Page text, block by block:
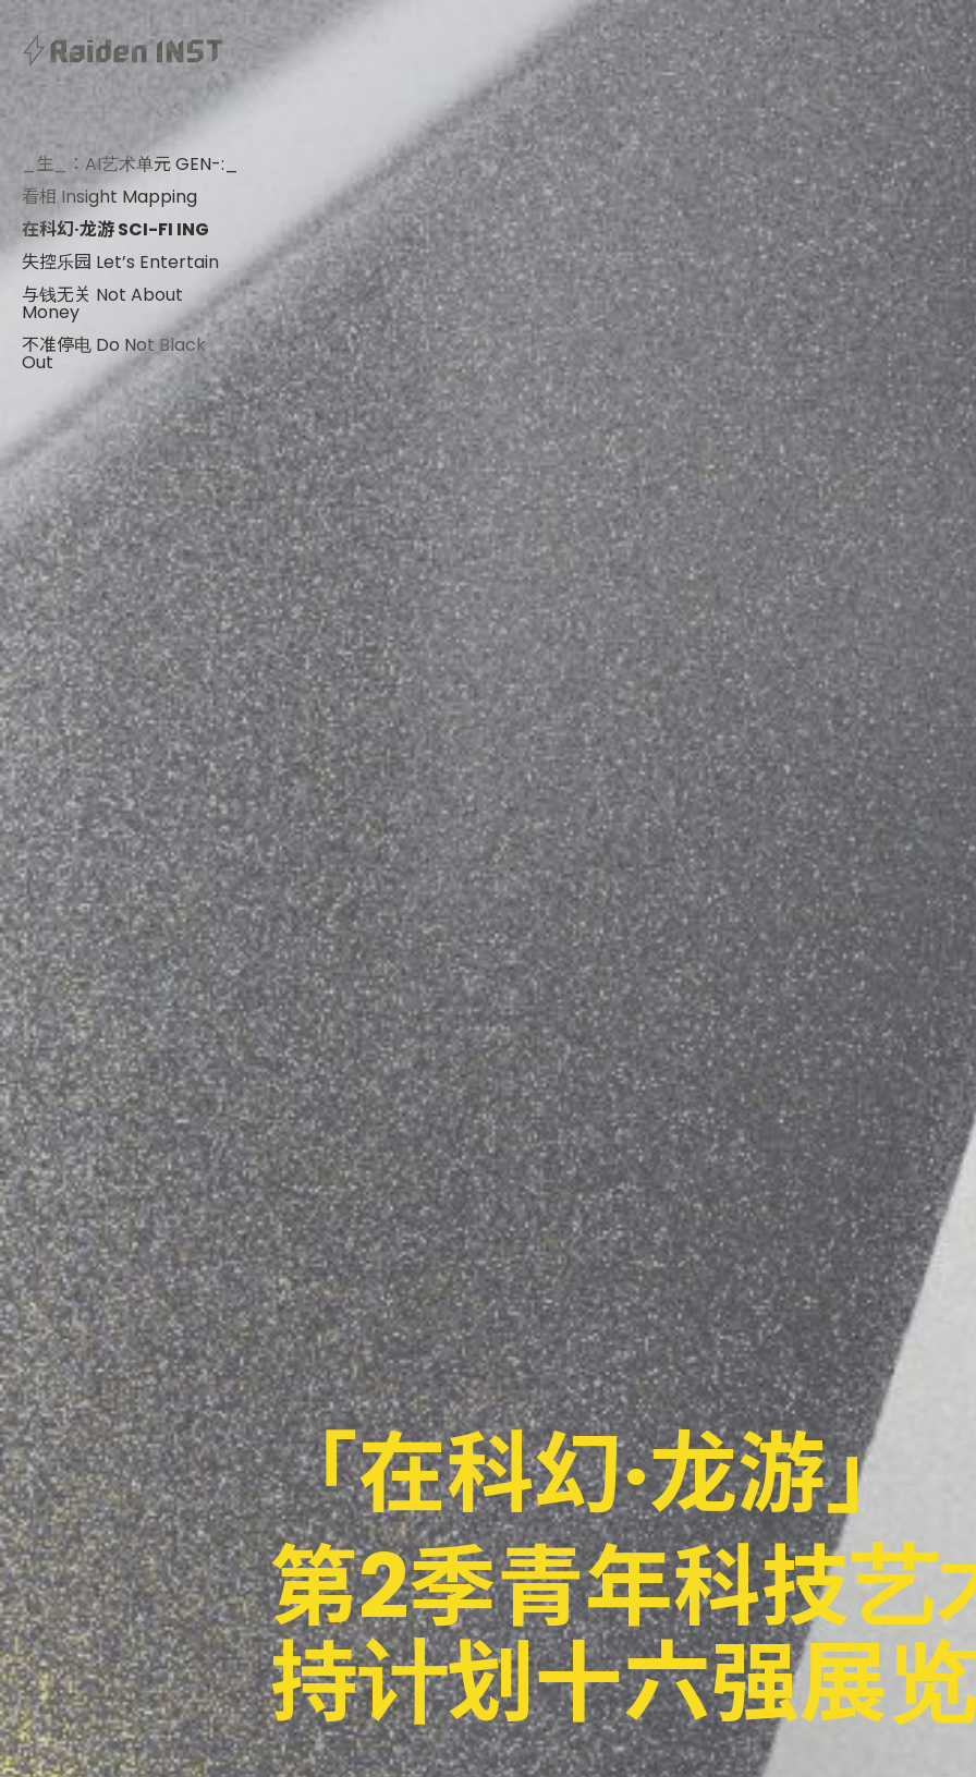
关于雷电所
青年科技艺术扶持计
划
云雲云
运动中的媒介
展览
公共项目
关于雷电所
联系我们
「雷电所跨媒介艺术中心」于2020年成⽴于中国上海。取名为“雷
电”，是取其物理原理的象征意义——雷电是云内（艺术界内部）、
云与云（跨学科）或云与大地（艺术与大众文化）之间的放电现
象，意指交流、协作与能量的传递。
作为非营利艺术机构，它通过
策展实践，以跨学科合作的方
以及技术与⼈类认识和感官的
⼦之外的展示可能性，以策展
的灵活性和合作性。
「雷电所」寄希望于通过对现
家的实践，提供孵化、展示和
筹办“青年科技艺术扶持计划”
间、元宇宙等文化空间中策
的变化，它将持续优化自身
项目与展览。
范围
：媒体实验 / 艺术创作 /
_生_：AI艺术单元 GEN-:_
看相 Insight Mapping
在科幻·龙游 SCI-FI ING
失控乐园 Let’s Entertain
与钱无关 Not About
Money
不准停电 Do Not Black
Out
「在科幻·龙游」
第2季青年科技艺
持计划十六强展览